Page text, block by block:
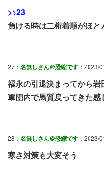
>>23
負ける時は二桁着順がほと
27： 名無しさん＠恐縮です ：2023/
福永の引退決まってから
軍団内で馬質戻ってきた感
28： 名無しさん＠恐縮です ：2023/
寒さ対策も大変そう